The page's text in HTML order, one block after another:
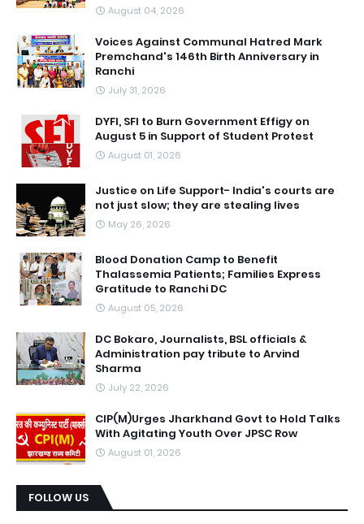
August 04, 2026
Voices Against Communal Hatred Mark
Premchand's 146th Birth Anniversary in
Ranchi
July 31, 2026
DYFI, SFI to Burn Government Effigy on
August 5 in Support of Student Protest
August 01, 2026
Justice on Life Support- India's courts are
not just slow; they are stealing lives
May 26, 2026
Blood Donation Camp to Benefit
Thalassemia Patients; Families Express
Gratitude to Ranchi DC
August 05, 2026
DC Bokaro, Journalists, BSL officials &
Administration pay tribute to Arvind
Sharma
July 22, 2026
CIP(M)Urges Jharkhand Govt to Hold Talks
With Agitating Youth Over JPSC Row
August 01, 2026
FOLLOW US